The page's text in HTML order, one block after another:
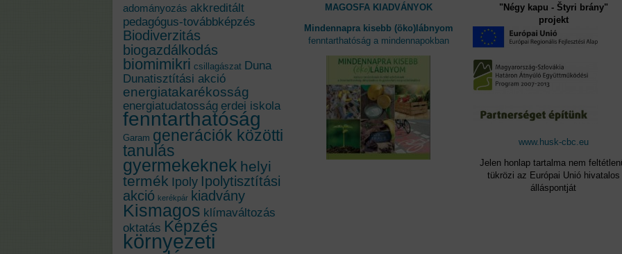
adományozás akkreditált
pedagógus-továbbképzés
Biodiverzitás
biogazdálkodás
biomimikri csillagászat Duna
Dunatisztítási akció
energiatakarékosság
energiatudatosság erdei iskola
fenntarthatóság
Garam generációk közötti
tanulás
gyermekeknek helyi
termék Ipoly Ipolytisztítási
akció kerékpár kiadvány
Kismagos klímaváltozás
oktatás Képzés
környezeti
MAGOSFA KIADVÁNYOK
Mindennapra kisebb (öko)lábnyom
fenntarthatóság a mindennapokban
"Négy kapu - Štyri brány"
projekt
www.husk-cbc.eu
Jelen honlap tartalma nem
tükrözi az Európai Unió hivatalos
álláspontját